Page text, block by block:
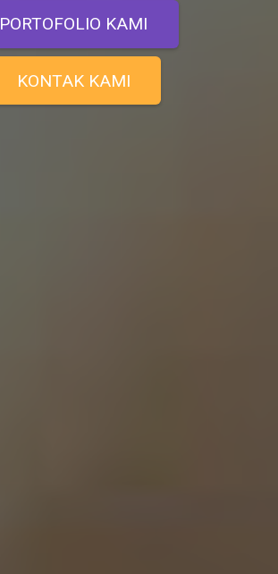
PORTOFOLIO KAMI
KONTAK KAMI